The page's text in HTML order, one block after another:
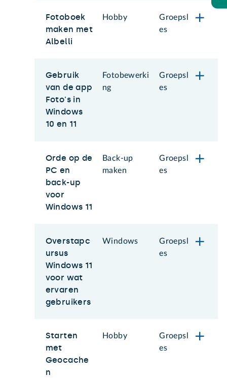
Fotoboek
maken met
Albelli
Hobby
Groepsl
es
Gebruik
van de app
Foto's in
Windows
10 en 11
Fotobewerki
ng
Groepsl
es
Orde op de
PC en
back-up
voor
Windows 11
Back-up
maken
Groepsl
es
Overstapc
ursus
Windows 11
voor wat
ervaren
gebruikers
Windows
Groepsl
es
Starten
met
Geocache
n
Hobby
Groepsl
es